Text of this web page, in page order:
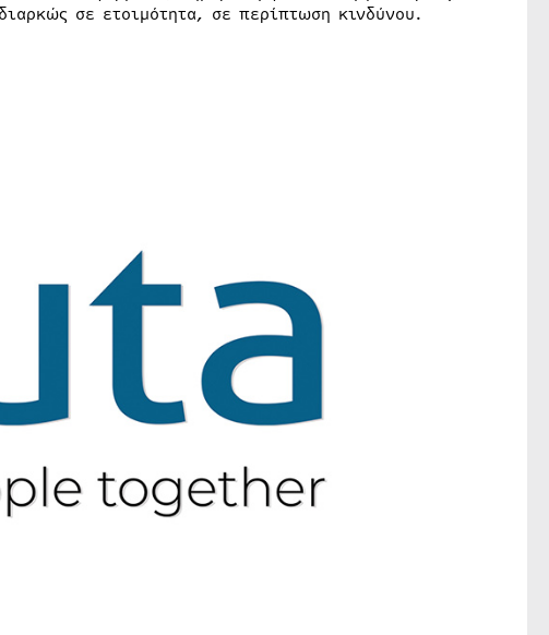
σε ετοιμότητα, σε περίπτωση κινδύνου.